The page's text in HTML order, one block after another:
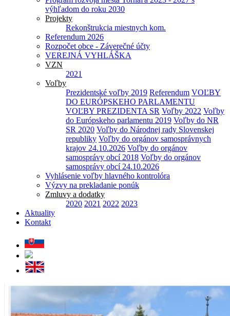
výhľadom do roku 2030
Projekty
Rekonštrukcia miestnych kom.
Referendum 2026
Rozpočet obce - Záverečné účty
VEREJNÁ VYHLÁŠKA
VZN
2021
Voľby
Prezidentské voľby 2019 Referendum VOĽBY
DO EURÓPSKEHO PARLAMENTU
VOĽBY PREZIDENTA SR Voľby 2022 Voľby
do Európskeho parlamentu 2019 Voľby do NR
SR 2020 Voľby do Národnej rady Slovenskej
republiky Voľby do orgánov samosprávnych
krajov 24.10.2026 Voľby do orgánov
samosprávy obcí 2018 Voľby do orgánov
samosprávy obcí 24.10.2026
Vyhlásenie voľby hlavného kontrolóra
Výzvy na prekladanie ponúk
Zmluvy a dodatky
2020 2021 2022 2023
Aktuality
Kontakt